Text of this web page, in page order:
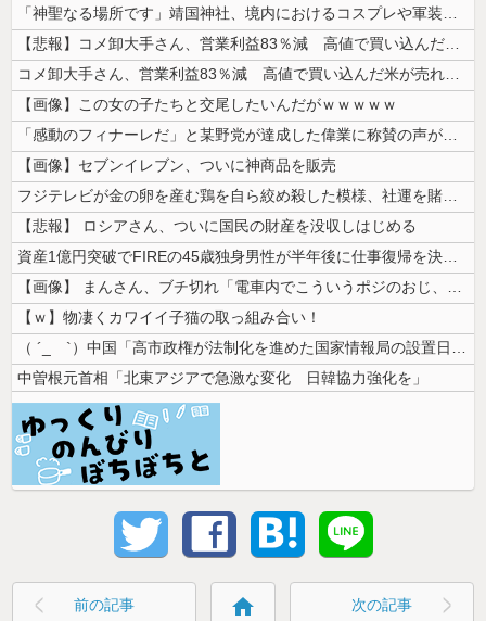
「神聖なる場所です」靖国神社、境内におけるコスプレや軍装の禁止を発表
【悲報】コメ卸大手さん、営業利益83％減 高値で買い込んだ米が売れず「...
コメ卸大手さん、営業利益83％減 高値で買い込んだ米が売れず「損切り祭...
【画像】この女の子たちと交尾したいんだがｗｗｗｗｗ
「感動のフィナーレだ」と某野党が達成した偉業に称賛の声が殺到、なんかヒ...
【画像】セブンイレブン、ついに神商品を販売
フジテレビが金の卵を産む鶏を自ら絞め殺した模様、社運を賭けたドル箱コン...
【悲報】 ロシアさん、ついに国民の財産を没収しはじめる
資産1億円突破でFIREの45歳独身男性が半年後に仕事復帰を決意した「...
【画像】 まんさん、ブチ切れ「電車内でこういうポジのおじ、ガチでイラネ...
【ｗ】物凄くカワイイ子猫の取っ組み合い！
（ ´_ゝ`）中国「高市政権が法制化を進めた国家情報局の設置日が7月3...
中曽根元首相「北東アジアで急激な変化 日韓協力強化を」
前の記事 home 次の記事